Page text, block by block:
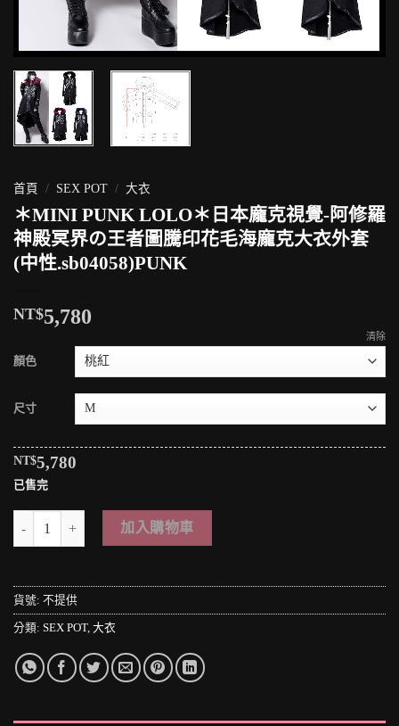
首頁 / SEX POT / 大衣
＊MINI PUNK LOLO＊日本龐克視覺-阿修羅
神殿冥界の王者圖騰印花毛海龐克大衣外套
(中性.sb04058)PUNK
NT$5,780
顏色
尺寸
清除
NT$5,780
已售完
＊MINI PUNK LOLO＊日本龐克視覺-阿修羅神殿冥界の王者圖騰印
加入購物車
貨號: 不提供
分類: SEX POT, 大衣